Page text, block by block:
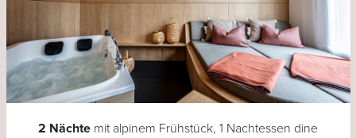
2 Nächte mit alpinem Frühstück, 1 Nachtessen dine